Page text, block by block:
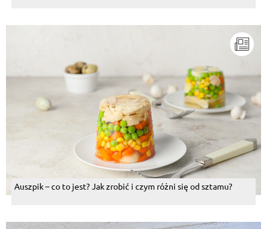
Auszpik – co to jest? Jak zrobić i czym różni się od sztamu?